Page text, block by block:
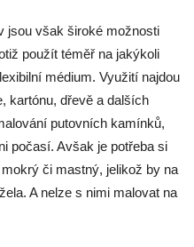
jsou však široké možnosti
použít téměř na jakýkoli
médium. Využití najdou
kartónu, dřevě a dalších
putovních kamínků,
počasí. Avšak je potřeba si
či mastný, jelikož by na
A nelze s nimi malovat na